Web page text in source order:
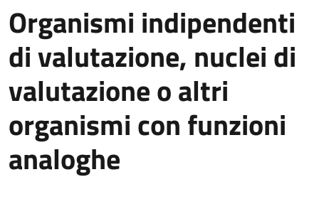
Organismi indipendenti
di valutazione, nuclei di
valutazione o altri
organismi con funzioni
analoghe